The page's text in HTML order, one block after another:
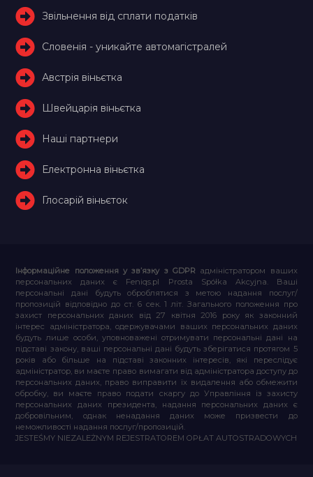
Звільнення від сплати податків
Словенія - уникайте автомагістралей
Австрія віньєтка
Швейцарія віньєтка
Наші партнери
Електронна віньєтка
Глосарій віньєток
Інформаційне положення у зв’язку з GDPR адміністратором ваших
персональних даних є Feniqs.pl Prosta Spółka Akcyjna. Ваші
персональні дані будуть оброблятися з метою надання послуг/
пропозицій відповідно до ст. 6 сек. 1 літ. Загального положення про
захист персональних даних від 27 квітня 2016 року як законний
інтерес адміністратора, одержувачами ваших персональних даних
будуть лише особи, уповноважені отримувати персональні дані на
підставі закону, ваші персональні дані будуть зберігатися протягом 5
років або більше на підставі законних інтересів, які переслідує
адміністратор, ви маєте право вимагати від адміністратора доступу до
персональних даних, право виправити їх видалення або обмежити
обробку, ви маєте право подати скаргу до Управління із захисту
персональних даних президента, надання персональних даних є
добровільним, однак ненадання даних може призвести до
неможливості надання послуг/пропозицій.
JESTEŚMY NIEZALEŻNYM REJESTRATOREM OPŁAT AUTOSTRADOWYCH